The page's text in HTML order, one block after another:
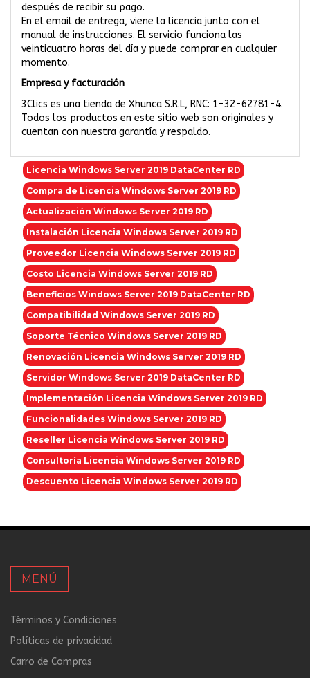
después de recibir su pago.
En el email de entrega, viene la licencia junto con el
manual de instrucciones. El servicio funciona las
veinticuatro horas del día y puede comprar en cualquier
momento.
Empresa y facturación
3Clics es una tienda de Xhunca S.R.L, RNC: 1-32-62781-4.
Todos los productos en este sitio web son originales y
cuentan con nuestra garantía y respaldo.
Licencia Windows Server 2019 DataCenter RD
Compra de Licencia Windows Server 2019 RD
Actualización Windows Server 2019 RD
Instalación Licencia Windows Server 2019 RD
Proveedor Licencia Windows Server 2019 RD
Costo Licencia Windows Server 2019 RD
Beneficios Windows Server 2019 DataCenter RD
Compatibilidad Windows Server 2019 RD
Soporte Técnico Windows Server 2019 RD
Renovación Licencia Windows Server 2019 RD
Servidor Windows Server 2019 DataCenter RD
Implementación Licencia Windows Server 2019 RD
Funcionalidades Windows Server 2019 RD
Reseller Licencia Windows Server 2019 RD
Consultoría Licencia Windows Server 2019 RD
Descuento Licencia Windows Server 2019 RD
MENÚ
Términos y Condiciones
Políticas de privacidad
Carro de Compras